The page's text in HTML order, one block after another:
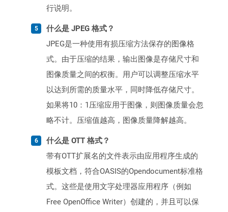
行说明。
什么是 JPEG 格式？
JPEG是一种使用有损压缩方法保存的图像格
式。由于压缩的结果，输出图像是存储尺寸和
图像质量之间的权衡。用户可以调整压缩水平
以达到所需的质量水平，同时降低存储尺寸。
如果将10：1压缩应用于图像，则图像质量会忽
略不计。压缩值越高，图像质量降解越高。
什么是 OTT 格式？
带有OTT扩展名的文件表示由应用程序生成的
模板文档，符合OASIS的Opendocument标准格
式。这些是使用文字处理器应用程序（例如
Free OpenOffice Writer）创建的，并且可以保